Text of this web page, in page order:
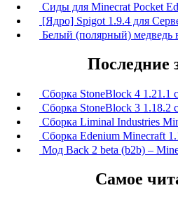
Сиды для Minecrat Pocket
[Ядро] Spigot 1.9.4 для
Белый (полярный) медведь
Последние
Сборка StoneBlock 4 1.21.1
Сборка StoneBlock 3 1.18.2
Сборка Liminal Industries
Сборка Edenium Minecraft
Мод Back 2 beta (b2b) –
Самое